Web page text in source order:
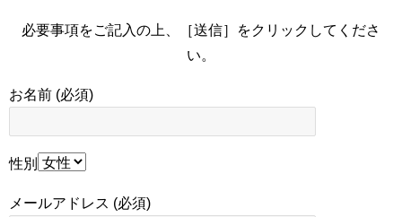
必要事項をご記入の上、［送信］をクリックしてくださ
い。
お名前 (必須)
性別
メールアドレス (必須)